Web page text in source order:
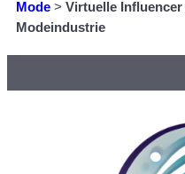
Mode > Virtuelle
Modeindustrie